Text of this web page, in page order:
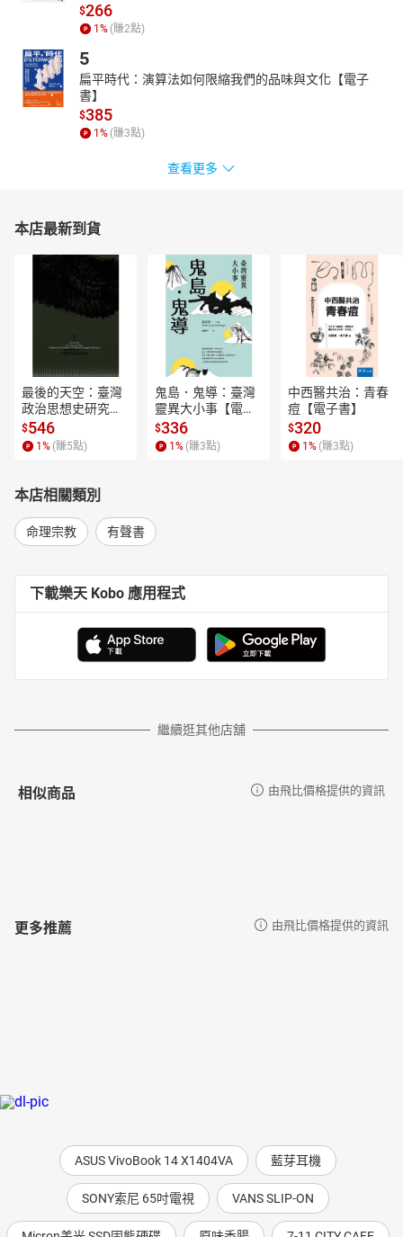
$266
1 % (賺2點)
5
扁平時代：演算法如何限縮我們的品味與文化【電子
書】
$385
1 % (賺3點)
查看更多
本店最新到貨
最後的天空：臺灣
政治思想史研究
【電子書】
$546
1 % (賺5點)
鬼島．鬼導：臺灣
靈異大小事【電子
書】
$336
1 % (賺3點)
中西醫共治：青春
痘【電子書】
$320
1 % (賺3點)
本店相關類別
命理宗教 有聲書
下載樂天 Kobo 應用程式
繼續逛其他店舖
相似商品 由飛比價格提供的資訊
更多推薦 由飛比價格提供的資訊
ASUS VivoBook 14 X1404VA 藍芽耳機
SONY索尼 65吋電視 VANS SLIP-ON